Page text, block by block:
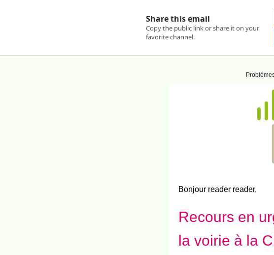
Bonjour reader reader,
Recours en
la voirie à la